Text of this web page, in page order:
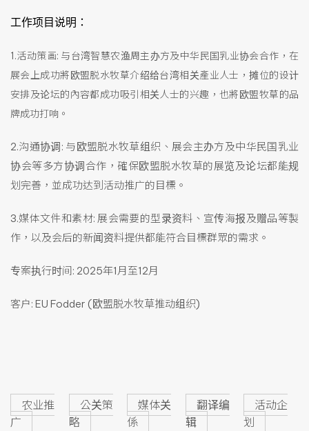
工作项目说明：
1.活动策画: 与台湾智慧农渔周主办方及中华民国乳业协会合作，在
展会上成功將欧盟脱水牧草介绍给台湾相关產业人士，摊位的设计
安排及论坛的內容都成功吸引相关人士的兴趣，也將欧盟牧草的品
牌成功打响。
2.沟通协调: 与欧盟脱水牧草组织、展会主办方及中华民国乳业
协会等多方协调合作，確保欧盟脱水牧草的展览及论坛都能规
划完善，並成功达到活动推广的目標。
3.媒体文件和素材: 展会需要的型录资料、宣传海报及赠品等製
作，以及会后的新闻资料提供都能符合目標群眾的需求。
专案执行时间: 2025年1月至12月
客户: EU Fodder (欧盟脱水牧草推动组织)
农业推
广
公关策
略
媒体关
係
翻译编
辑
活动企
划